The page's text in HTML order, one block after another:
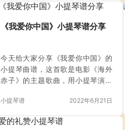
不大，却有着非常大的影响力。
《菊次郎的夏天》剧情简介：一
个九岁的小男孩「正男」，从小就
亲也远至外地工作，正男平日与年
迈的祖母相依为命，虽然也曾有感
到寂寞的时候，但懂事的正男都尽
男发现一个个好友都兴高采烈的与
藏的孤独终…
《我爱你中国》小提琴谱分享
今天给大家分享《我爱你中国》的
小提琴曲谱，这首歌是电影《海外
赤子》的主题歌曲，用小提琴演奏
片的热播，由著名女高音歌唱家，
你中国》这首歌的歌词采用我国传
小提琴谱 2022年6月21日